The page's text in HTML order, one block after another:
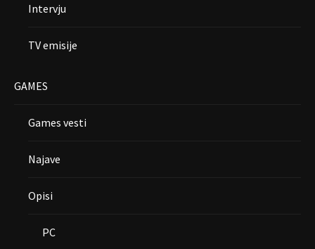
Intervju
TV emisije
GAMES
Games vesti
Najave
Opisi
PC